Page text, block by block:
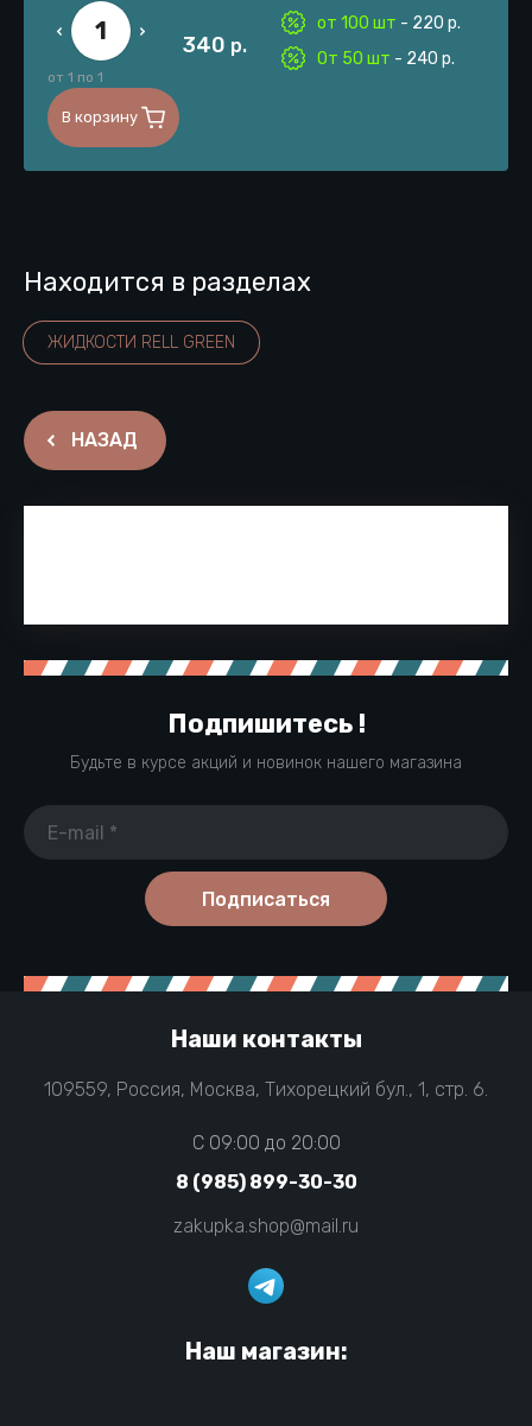
340 р.
от 100 шт - 220 р.
От 50 шт - 240 р.
от 1 по 1
В корзину
Находится в разделах
ЖИДКОСТИ RELL GREEN
НАЗАД
Подпишитесь !
Будьте в курсе акций и новинок нашего магазина
Подписаться
Наши контакты
109559, Россия, Москва, Тихорецкий бул., 1, стр. 6.
C 09:00 до 20:00
8 (985) 899-30-30
zakupka.shop@mail.ru
Наш магазин: